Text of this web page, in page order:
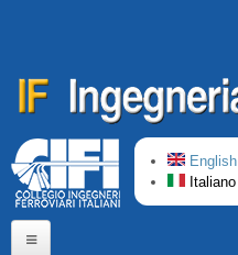
English
Italiano